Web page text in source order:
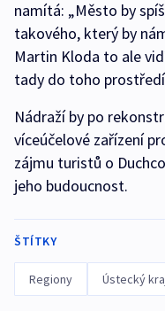
namítá: „Město by
takového, který by
Martin Kloda to ale
tady do toho
Nádraží by po
víceúčelové zařízení
zájmu turistů o
jeho budoucnost.
ŠTÍTKY
Regiony Ústecký